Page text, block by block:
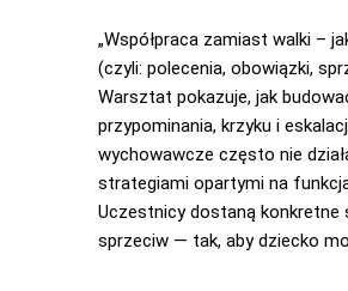
„Współpraca zamiast walki –
(czyli: polecenia, obowiązki,
Warsztat pokazuje, jak
przypominania, krzyku i
wychowawcze często nie
strategiami opartymi na
Uczestnicy dostaną konkretne
sprzeciw — tak, aby dziecko